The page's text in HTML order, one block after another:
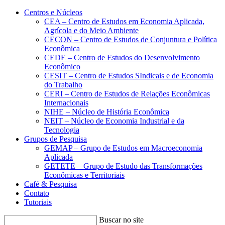
Conteúdo principal Menu principal
Centros e Núcleos
CEA – Centro de Estudos em Economia Aplicada,
Agrícola e do Meio Ambiente
CECON – Centro de Estudos de Conjuntura e Política
Econômica
CEDE – Centro de Estudos do Desenvolvimento
Econômico
CESIT – Centro de Estudos SIndicais e de Economia
do Trabalho
CERI – Centro de Estudos de Relações Econômicas
Internacionais
NIHE – Núcleo de História Econômica
NEIT – Núcleo de Economia Industrial e da
Tecnologia
Grupos de Pesquisa
GEMAP – Grupo de Estudos em Macroeconomia
Aplicada
GETETE – Grupo de Estudo das Transformações
Econômicas e Territoriais
Café & Pesquisa
Contato
Tutoriais
Buscar no site